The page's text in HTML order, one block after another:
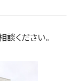
ください。